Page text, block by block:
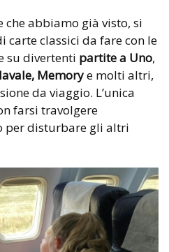
abbiamo già visto, si
carte classici da fare con le
su divertenti partite a Uno,
Memorye molti altri,
da viaggio. L’unica
farsi travolgere
per disturbare gli altri